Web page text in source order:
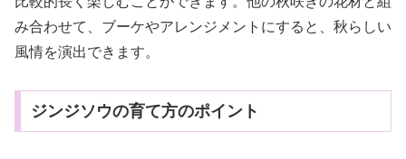
み合わせて、ブーケやアレンジメントにすると、秋らしい
風情を演出できます。
ジンジソウの育て方のポイント